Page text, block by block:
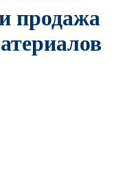
продажа